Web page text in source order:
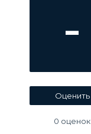
-
0 оценок